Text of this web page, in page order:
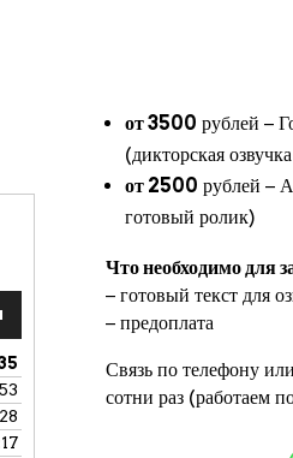
от 3500 рублей −
(дикторская
от 2500 рублей −
готовый ролик)
Что необходимо для
− готовый текст для
− предоплата
Связь по телефону
сотни раз (работаем